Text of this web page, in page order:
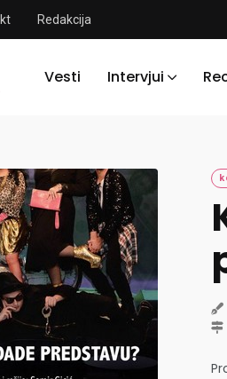
Redakcija
Vesti Intervjui